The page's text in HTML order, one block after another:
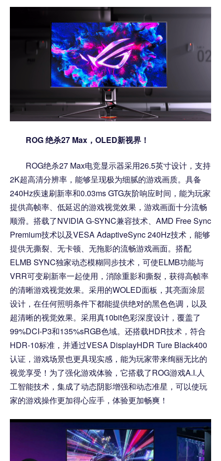
ROG 绝杀27 Max，OLED新视界！
ROG绝杀27 Max电竞显示器采用26.5英寸设计，支持
2K超高清分辨率，能够呈现极为细腻的游戏画质。具备
240Hz疾速刷新率和0.03ms GTG灰阶响应时间，能为玩家
提供高帧率、低延迟的游戏视觉效果，游戏画面十分流畅
顺滑。搭载了NVIDIA G-SYNC兼容技术、AMD Free Sync
Premium技术以及VESA AdaptiveSync 240Hz技术，能够
提供无撕裂、无卡顿、无拖影的流畅游戏画面。搭配
ELMB SYNC独家动态模糊同步技术，可使ELMB功能与
VRR可变刷新率一起使用，消除重影和撕裂，获得高帧率
的清晰游戏视觉效果。采用的WOLED面板，其亮面涂层
设计，在任何照明条件下都能提供绝对的黑色色调，以及
超清晰的视觉效果。采用真10bit色彩深度设计，覆盖了
99%DCI-P3和135%sRGB色域。还搭载HDR技术，符合
HDR-10标准，并通过VESA DisplayHDR Ture Black400
认证，游戏场景也更具现实感，能为玩家带来绚丽无比的
视觉享受！为了强化游戏体验，它搭载了ROG游戏A.I.人
工智能技术，集成了动态阴影增强和动态准星，可以使玩
家的游戏操作更加得心应手，体验更加畅爽！